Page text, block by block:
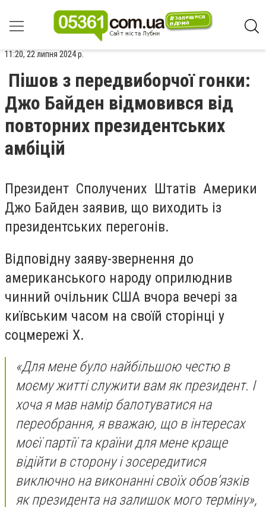
11:20, 22 липня 2024 р.
Пішов з передвиборчої гонки:
Джо Байден відмовився від
повторних президентських
амбіцій
Президент Сполучених Штатів Америки
Джо Байден заявив, що виходить із
президентських перегонів.
Відповідну заяву-звернення до
американського народу оприлюднив
чинний очільник США вчора вечері за
київським часом на своїй сторінці у
соцмережі Х.
«Для мене було найбільшою честю в
моєму житті служити вам як президент. І
хоча я мав намір балотуватися на
переобрання, я вважаю, що в інтересах
моєї партії та країни для мене краще
відійти в сторону і зосередитися
виключно на виконанні своїх обов’язків
як президента на залишок мого терміну»,